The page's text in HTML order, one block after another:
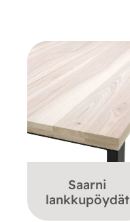
Saarni
lankkupöydät